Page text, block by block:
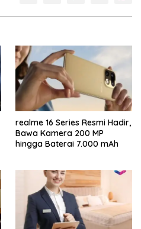
realme 16 Series Resmi Hadir,
Bawa Kamera 200 MP
hingga Baterai 7.000 mAh